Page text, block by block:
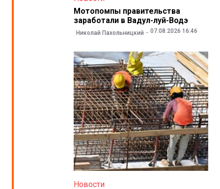
Мотопомпы правительства
заработали в Вадул-луй-Водэ
Николай Пахольницкий 07.08.2026 16:46
Новости